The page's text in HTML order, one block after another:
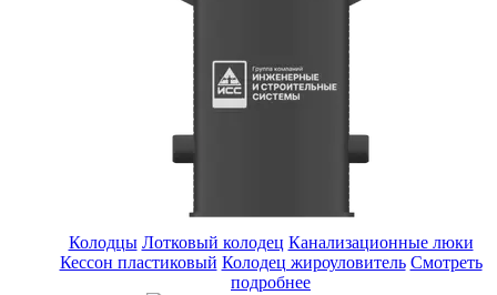
Колодцы Лотковый колодец Канализационные люки
Кессон пластиковый Колодец жироуловитель Смотреть
подробнее